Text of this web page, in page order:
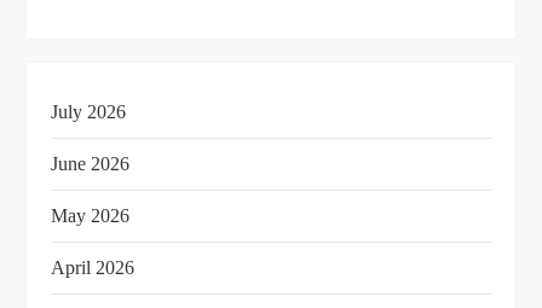
July 2026
June 2026
May 2026
April 2026